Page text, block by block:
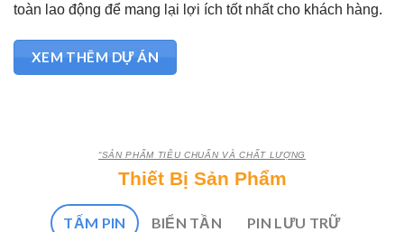
toàn lao động để mang lại lợi ích tốt nhất cho khách hàng.
XEM THÊM DỰ ÁN
“SẢN PHẨM TIÊU CHUẨN VÀ CHẤT LƯỢNG
Thiết Bị Sản Phẩm
TẤM PIN BIỂN TẦN PIN LƯU TRỮ